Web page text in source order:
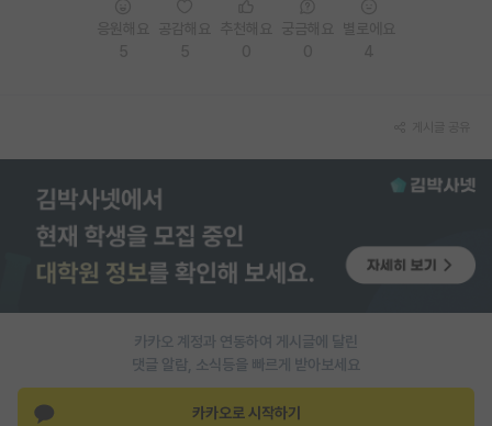
PI 전용 게시판
인문사회 계열 게시판
특수/전문대학원 게시판
반도체/AI 게시판
장학금/장학생 게시판
카카오 계정과 연동하여 게시글에 달린
댓글 알람, 소식등을 빠르게 받아보세요
카카오로 시작하기